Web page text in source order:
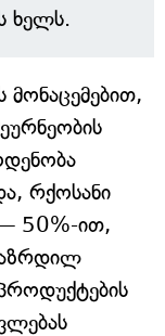
ხელს.
მონაცემებით,
რქოსანი
— 50%-ით,